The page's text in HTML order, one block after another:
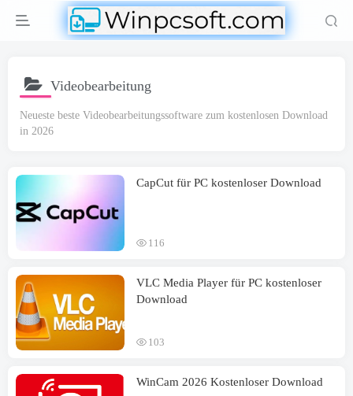
Videobearbeitung
Neueste beste Videobearbeitungssoftware zum kostenlosen Download
in 2026
CapCut für PC kostenloser Download
116
VLC Media Player für PC kostenloser
Download
103
WinCam 2026 Kostenloser Download